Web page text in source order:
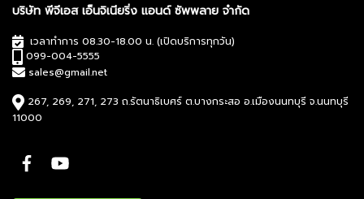
บริษัท พีจีเอส เอ็นจิเนียริ่ง แอนด์ ซัพพลาย จำกัด
เวลาทำการ 08.30-18.00 น. (เปิดบริการทุกวัน)
099-004-5555
sales@gmail.net
267, 269, 271, 273 ถ.รัตนาธิเบศร์ ต.บางกระสอ อ.เมืองนนทบุรี จ.นนทบุรี
11000